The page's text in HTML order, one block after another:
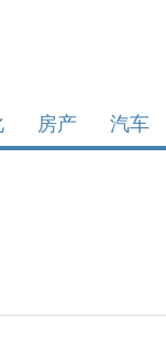
房产 汽车